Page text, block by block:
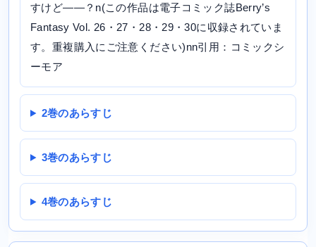
すけど――？n(この作品は電子コミック誌Berry’s
Fantasy Vol. 26・27・28・29・30に収録されていま
す。重複購入にご注意ください)nn引用：コミックシ
ーモア
2巻のあらすじ
3巻のあらすじ
4巻のあらすじ